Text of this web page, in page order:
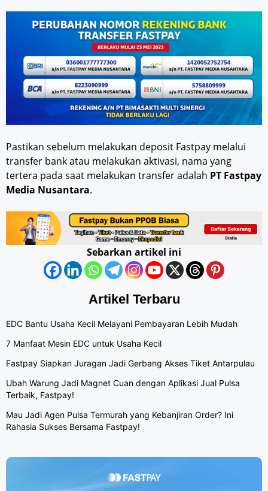
Pastikan sebelum melakukan deposit Fastpay melalui
transfer bank atau melakukan aktivasi, nama yang
tertera pada saat melakukan transfer adalah PT Fastpay
Media Nusantara.
Sebarkan artikel ini
Artikel Terbaru
EDC Bantu Usaha Kecil Melayani Pembayaran Lebih Mudah
7 Manfaat Mesin EDC untuk Usaha Kecil
Fastpay Siapkan Juragan Jadi Gerbang Akses Tiket Antarpulau
Ubah Warung Jadi Magnet Cuan dengan Aplikasi Jual Pulsa
Terbaik, Fastpay!
Mau Jadi Agen Pulsa Termurah yang Kebanjiran Order? Ini
Rahasia Sukses Bersama Fastpay!